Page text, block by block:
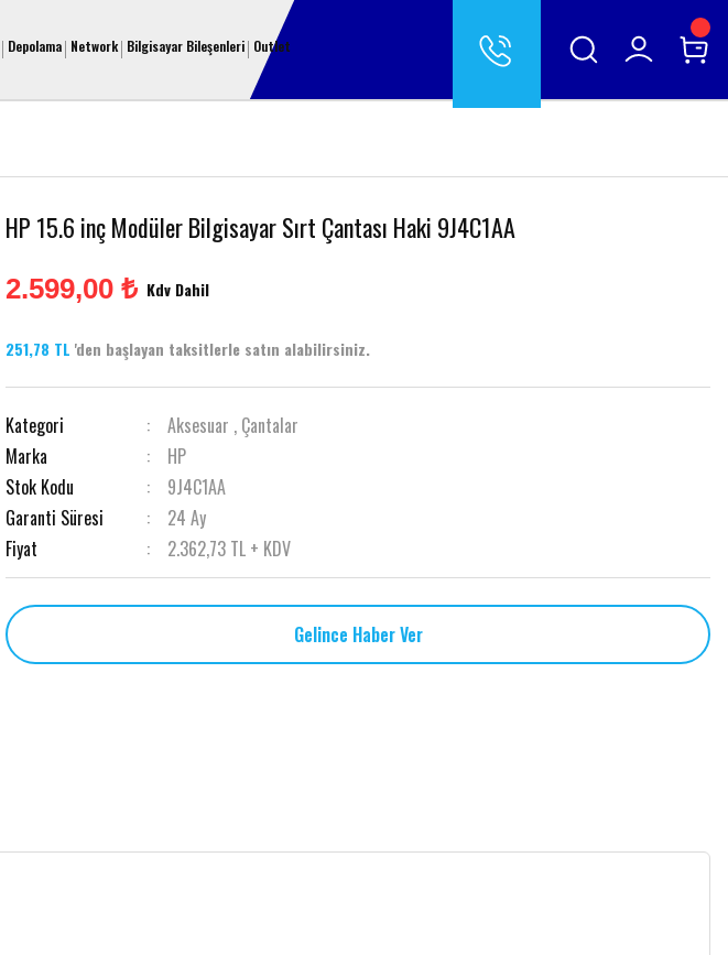
Depolama Network Bilgisayar Bileşenleri Outlet
HP 15.6 inç Modüler Bilgisayar Sırt Çantası Haki 9J4C1AA
2.599,00 ₺ Kdv Dahil
251,78 TL 'den başlayan taksitlerle satın alabilirsiniz.
Kategori Aksesuar , Çantalar
Marka
HP
Stok Kodu
9J4C1AA
Garanti Süresi
24 Ay
Fiyat
2.362,73 TL + KDV
Gelince Haber Ver